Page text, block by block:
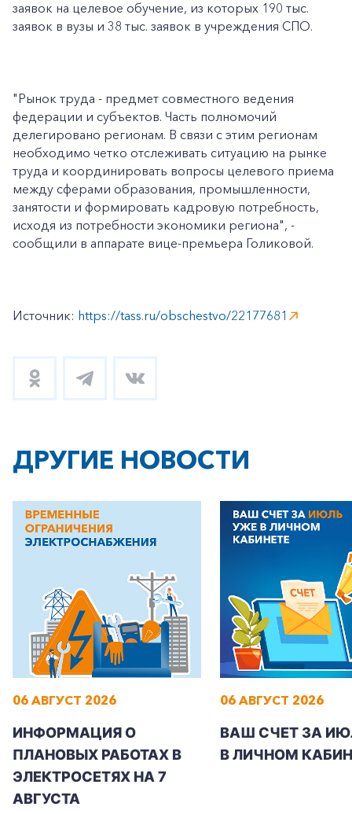
Заказать обратный звонок
Частным клиентам
Корпоративным клиентам
заявок на целевое обучение, из которых 190 тыс.
заявок в вузы и 38 тыс. заявок в учреждения СПО.
"Рынок труда - предмет совместного ведения
федерации и субъектов. Часть полномочий
делегировано регионам. В связи с этим регионам
необходимо четко отслеживать ситуацию на рынке
труда и координировать вопросы целевого приема
между сферами образования, промышленности,
занятости и формировать кадровую потребность,
исходя из потребности экономики региона", -
сообщили в аппарате вице-премьера Голиковой.
Источник: https://tass.ru/obschestvo/22177681
ДРУГИЕ НОВОСТИ
06 АВГУСТ 2026
ИНФОРМАЦИЯ О
ПЛАНОВЫХ РАБОТАХ В
ЭЛЕКТРОСЕТЯХ НА 7
АВГУСТА
06 АВГУСТ 2026
ВАШ СЧЕТ ЗА
В ЛИЧНОМ